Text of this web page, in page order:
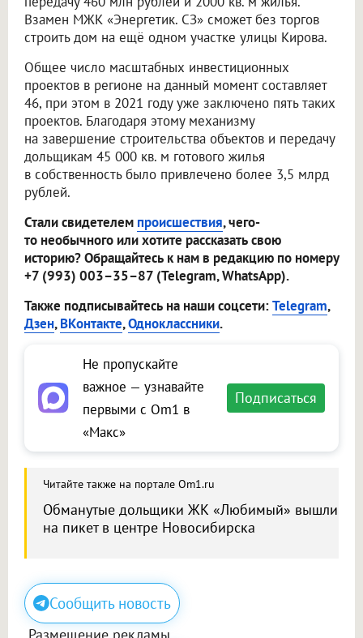
Взамен МЖК «Энергетик. СЗ» сможет без торгов
строить дом на ещё одном участке улицы Кирова.
Общее число масштабных инвестиционных
проектов в регионе на данный момент составляет
46, при этом в 2021 году уже заключено пять таких
проектов. Благодаря этому механизму
на завершение строительства объектов и передачу
дольщикам 45 000 кв. м готового жилья
в собственность было привлечено более 3,5 млрд
рублей.
Стали свидетелем происшествия, чего-
то необычного или хотите рассказать свою
историю? Обращайтесь к нам в редакцию по номеру
+7 (993) 003–35–87 (Telegram, WhatsApp).
Также подписывайтесь на наши соцсети:Telegram,
Дзен,ВКонтакте,Одноклассники.
Не пропускайте
важное — узнавайте
первыми с Om1 в
«Макс»
Подписаться
Читайте также на портале Om1.ru
Обманутые дольщики ЖК «Любимый» вышли
на пикет в центре Новосибирска
Сообщить новость